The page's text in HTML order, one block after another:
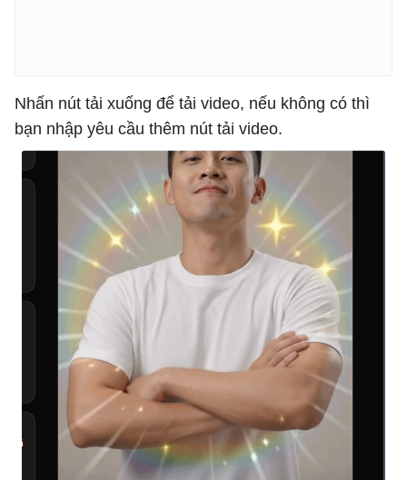
Nhấn nút tải xuống để tải video, nếu không có thì
bạn nhập yêu cầu thêm nút tải video.